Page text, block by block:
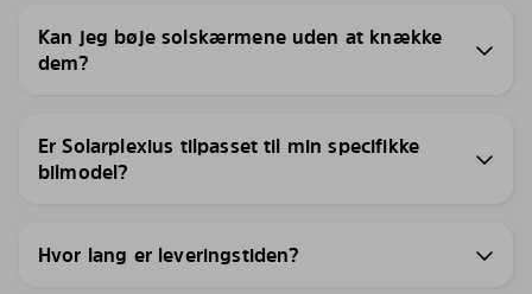
Kan jeg bøje solskærmene uden at knække
dem?
Er Solarplexius tilpasset til min specifikke
bilmodel?
Hvor lang er leveringstiden?